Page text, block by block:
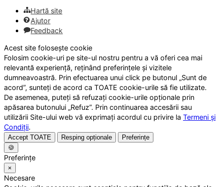
Hartă site
Ajutor
Feedback
Acest site folosește cookie
Folosim cookie-uri pe site-ul nostru pentru a vă oferi cea mai
relevantă experiență, reținând preferințele și vizitele
dumneavoastră. Prin efectuarea unui click pe butonul „Sunt de
acord”, sunteți de acord ca TOATE cookie-urile să fie utilizate.
De asemenea, puteți să refuzați cookie-urile opționale prin
apăsarea butonului „Refuz”. Prin continuarea accesării sau
utilizării Site-ului web vă exprimați acordul cu privire la Termeni și
Condiții.
Accept TOATE Resping opționale
Preferințe
🍪
Preferințe
×
Necesare